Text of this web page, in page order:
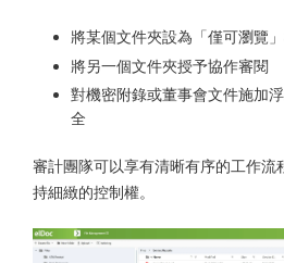
將某個文件夾設為「僅可瀏覽
將另一個文件夾授予協作審閱
對機密附錄或董事會文件施加
全
審計團隊可以享有清晰有序的工作流
持細緻的控制權。